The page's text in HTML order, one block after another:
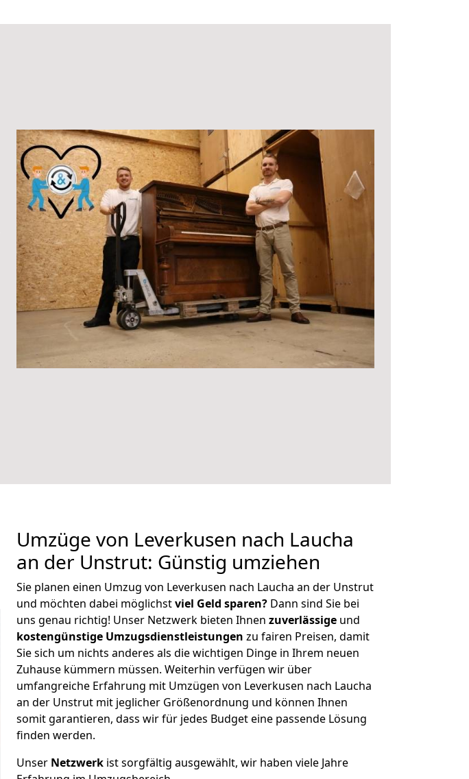
Umzüge von Leverkusen nach Laucha
an der Unstrut: Günstig umziehen
Sie planen einen Umzug von Leverkusen nach Laucha an der Unstrut
und möchten dabei möglichstviel Geld sparen? Dann sind Sie bei
uns genau richtig! Unser Netzwerk bieten Ihnen zuverlässige und
kostengünstige Umzugsdienstleistungen zu fairen Preisen, damit
Sie sich um nichts anderes als die wichtigen Dinge in Ihrem neuen
Zuhause kümmern müssen. Weiterhin verfügen wir über
umfangreiche Erfahrung mit Umzügen von Leverkusen nach Laucha
an der Unstrut mit jeglicher Größenordnung und können Ihnen
somit garantieren, dass wir für jedes Budget eine passende Lösung
finden werden.
Unser Netzwerk ist sorgfältig ausgewählt, wir haben viele Jahre